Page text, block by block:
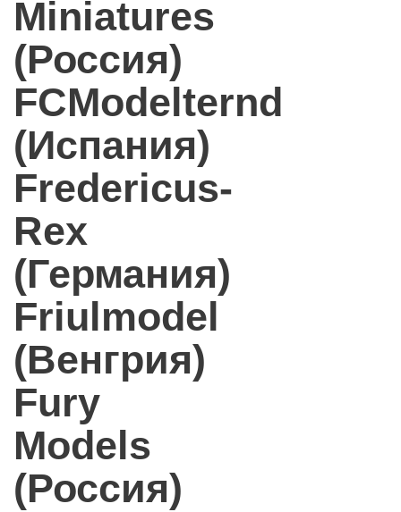
Miniatures
(Россия)
FCModelternd
(Испания)
Fredericus-
Rex
(Германия)
Friulmodel
(Венгрия)
Fury
Models
(Россия)